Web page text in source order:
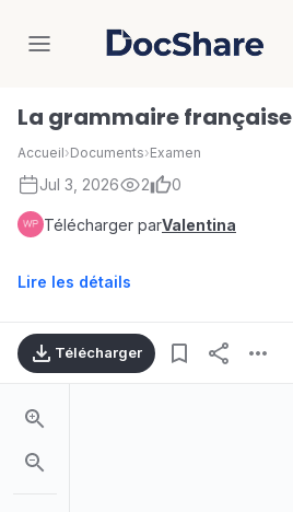
DocShare
La grammaire française
Accueil›Documents›Examen
Jul 3, 2026 2 0
Télécharger parValentina
Lire les détails
Télécharger